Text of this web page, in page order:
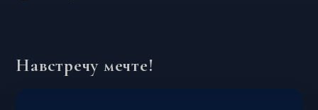
Навстречу мечте!